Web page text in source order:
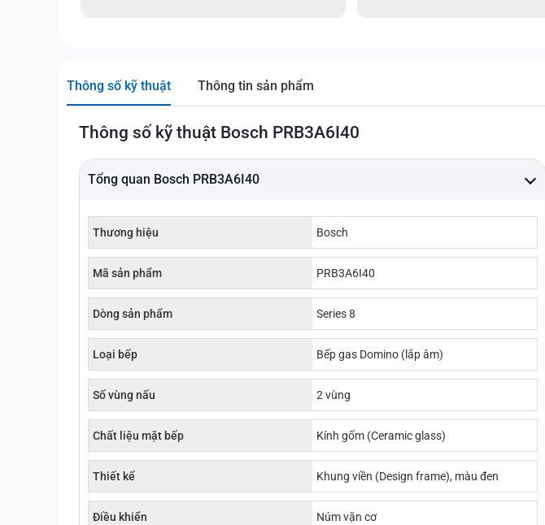
Thông số kỹ thuật Thông tin sản phẩm
Thông số kỹ thuật Bosch PRB3A6I40
Tổng quan Bosch PRB3A6I40
Thương hiệu Bosch
Mã sản phẩm PRB3A6I40
Dòng sản phẩm Series 8
Loại bếp Bếp gas Domino (lắp âm)
Số vùng nấu 2 vùng
Chất liệu mặt bếp Kính gốm (Ceramic glass)
Thiết kế Khung viền (Design frame), màu đen
Điều khiển Núm vặn cơ